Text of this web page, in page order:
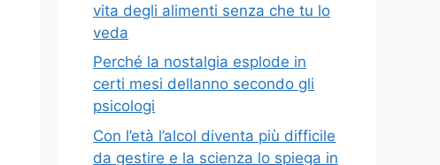
vita degli alimenti senza che tu lo
veda
Perché la nostalgia esplode in
certi mesi dellanno secondo gli
psicologi
Con l’età l’alcol diventa più difficile
da gestire e la scienza lo spiega in